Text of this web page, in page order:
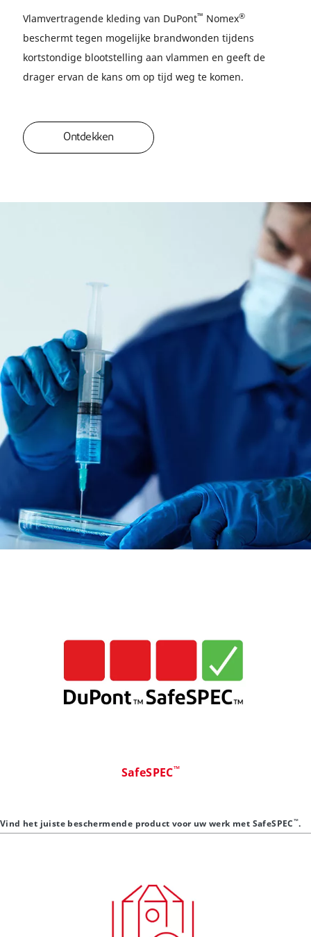
Vlamvertragende kleding van DuPont™ Nomex®
beschermt tegen mogelijke brandwonden tijdens
kortstondige blootstelling aan vlammen en geeft de
drager ervan de kans om op tijd weg te komen.
Ontdekken
SafeSPEC™
Vind het juiste beschermende product voor uw werk met SafeSPEC™.